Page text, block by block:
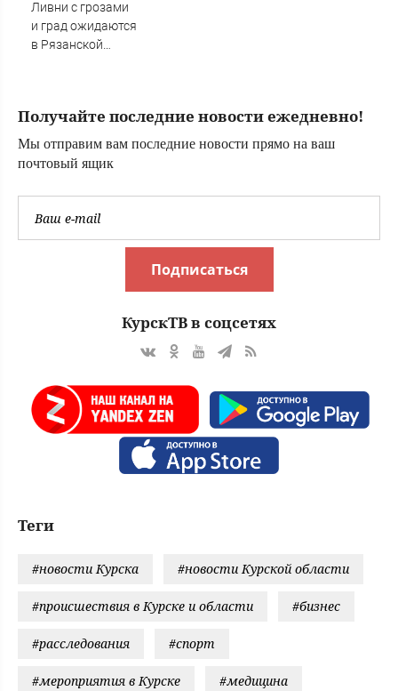
Ливни с грозами
и град ожидаются
в Рязанской
Получайте последние новости ежедневно!
Мы отправим вам последние новости прямо на ваш
почтовый ящик
Подписаться
КурскТВ в соцсетях
Теги
#новости Курска #новости Курской области
#происшествия в Курске и области #бизнес
#расследования #спорт
#мероприятия в Курске #медицина